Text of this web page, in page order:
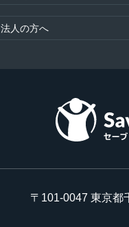
法人の方へ
〒101-0047 東京都